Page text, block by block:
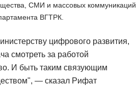
СМИ и массовых коммуникаций
ВГТРК.
цифрового развития,
смотреть за работой
И быть таким связующим
— сказал Рифат